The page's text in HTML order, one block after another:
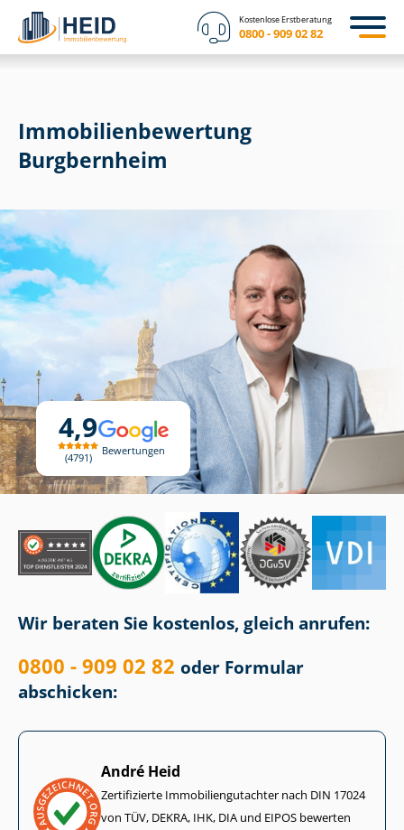
Kostenlose Erstberatung
0800 - 909 02 82
4,9
4791
Bewertungen
Immobilien­bewertung
Burgbernheim
Wir beraten Sie kostenlos, gleich anrufen:
0800 - 909 02 82 oder Formular
abschicken:
André Heid
Zertifizierte Im­mo­bi­li­en­gut­ach­ter nach DIN 17024
von TÜV, DEKRA, IHK, DIA und EIPOS bewerten